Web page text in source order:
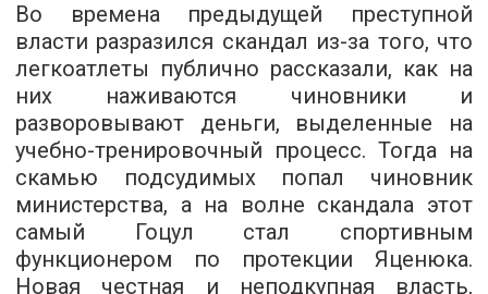
Во времена предыдущей преступной
власти разразился скандал из-за того, что
легкоатлеты публично рассказали, как на
них наживаются чиновники и
разворовывают деньги, выделенные на
учебно-тренировочный процесс. Тогда на
скамью подсудимых попал чиновник
министерства, а на волне скандала этот
самый Гоцул стал спортивным
функционером по протекции Яценюка.
Новая честная и неподкупная власть,